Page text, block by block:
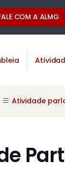
COM A ALMG
Atividade